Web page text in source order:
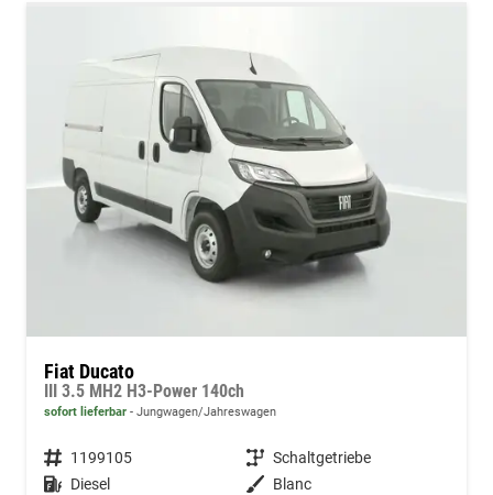
Fiat Ducato
III 3.5 MH2 H3-Power 140ch
sofort lieferbar Jungwagen/Jahreswagen
Fahrzeugnummer 1199105 Getriebe Schaltgetriebe
Kraftstoff Diesel Außenfarbe Blanc